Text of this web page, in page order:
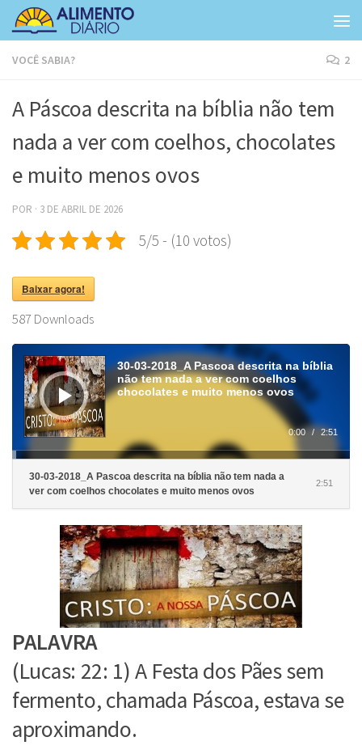
Skip to content
VOCÊ SABIA? 2
A Páscoa descrita na bíblia não tem
nada a ver com coelhos, chocolates
e muito menos ovos
POR · 3 DE ABRIL DE 2026
5/5 - (10 votos)
Baixar agora!
587 Downloads
Tocador
áudio
30-03-2018_A Pascoa descrita na bíblia
não tem nada a ver com coelhos
chocolates e muito menos ovos
0:00 / 2:51
30-03-2018_A Pascoa descrita na bíblia não tem nada a
ver com coelhos chocolates e muito menos ovos
2:51
PALAVRA
(Lucas: 22: 1) A Festa dos Pães sem
fermento, chamada Páscoa, estava se
aproximando.